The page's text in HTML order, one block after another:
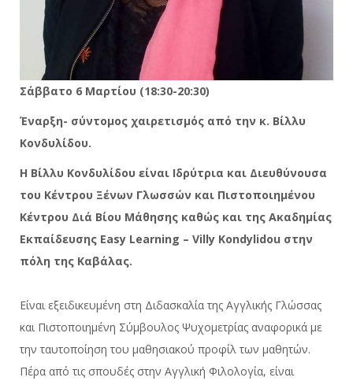
Σάββατο 6 Μαρτίου (18:30-20:30)
Έναρξη- σύντομος χαιρετισμός από την κ. Βίλλυ
Κονδυλίδου.
Η Βίλλυ Κονδυλίδου είναι Ιδρύτρια και Διευθύνουσα
του Κέντρου Ξένων Γλωσσών και Πιστοποιημένου
Κέντρου Διά Βίου Μάθησης καθώς και της Ακαδημίας
Εκπαίδευσης Easy Learning – Villy Kondylidou στην
πόλη της Καβάλας.
Είναι εξειδικευμένη στη Διδασκαλία της Αγγλικής Γλώσσας
και Πιστοποιημένη Σύμβουλος Ψυχομετρίας αναφορικά με
την ταυτοποίηση του μαθησιακού προφίλ των μαθητών.
Πέρα από τις σπουδές στην Αγγλική Φιλολογία, είναι